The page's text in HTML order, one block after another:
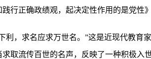
行正确政绩观，起决定性作用的是党性
利，求名应求万世名。”这是近现代教育
取流传百世的名声，反映了一种积极入世